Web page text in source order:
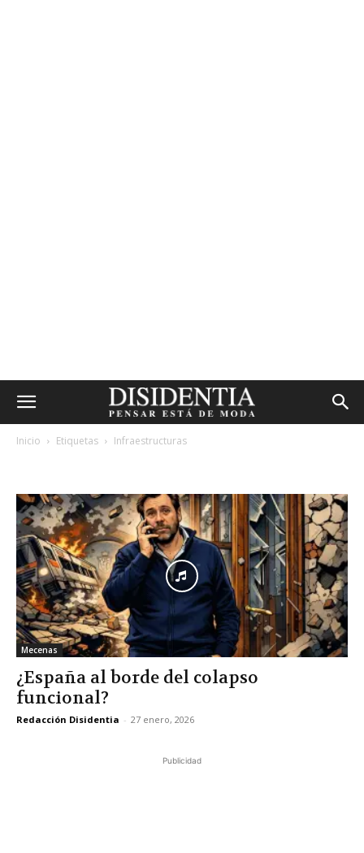
Inicio Etiquetas Infraestructuras
Mecenas
¿España al borde del colapso
funcional?
Redacción Disidentia - 27 enero, 2026
Publicidad